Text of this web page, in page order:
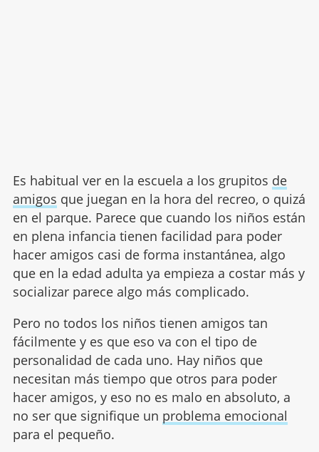
Es habitual ver en la escuela a los grupitos de
amigos que juegan en la hora del recreo, o quizá
en el parque. Parece que cuando los niños están
en plena infancia tienen facilidad para poder
hacer amigos casi de forma instantánea, algo
que en la edad adulta ya empieza a costar más y
socializar parece algo más complicado.
Pero no todos los niños tienen amigos tan
fácilmente y es que eso va con el tipo de
personalidad de cada uno. Hay niños que
necesitan más tiempo que otros para poder
hacer amigos, y eso no es malo en absoluto, a
no ser que signifique un problema emocional
para el pequeño.